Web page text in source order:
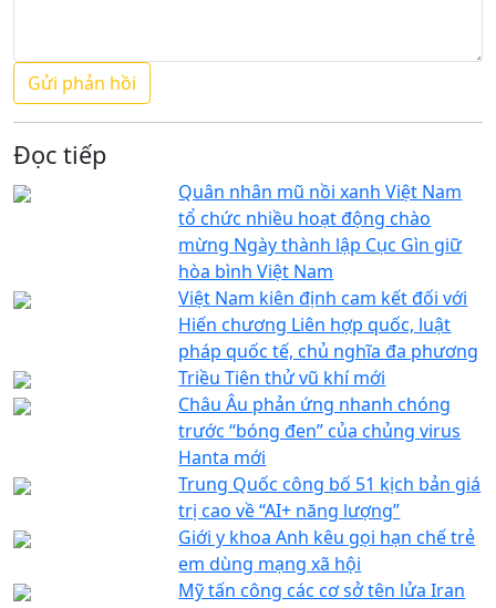
Đọc tiếp
Quân nhân mũ nồi xanh Việt Nam
tổ chức nhiều hoạt động chào
mừng Ngày thành lập Cục Gìn giữ
hòa bình Việt Nam
Việt Nam kiên định cam kết đối với
Hiến chương Liên hợp quốc, luật
pháp quốc tế, chủ nghĩa đa phương
Triều Tiên thử vũ khí mới
Châu Âu phản ứng nhanh chóng
trước “bóng đen” của chủng virus
Hanta mới
Trung Quốc công bố 51 kịch bản giá
trị cao về “AI+ năng lượng”
Giới y khoa Anh kêu gọi hạn chế trẻ
em dùng mạng xã hội
Mỹ tấn công các cơ sở tên lửa Iran